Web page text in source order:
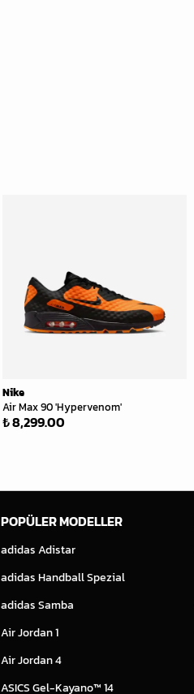
Nike
Air Max 90 'Hypervenom'
₺ 8,299.00
POPÜLER MODELLER
adidas Adistar
adidas Handball Spezial
adidas Samba
Air Jordan 1
Air Jordan 4
ASICS Gel-Kayano™ 14